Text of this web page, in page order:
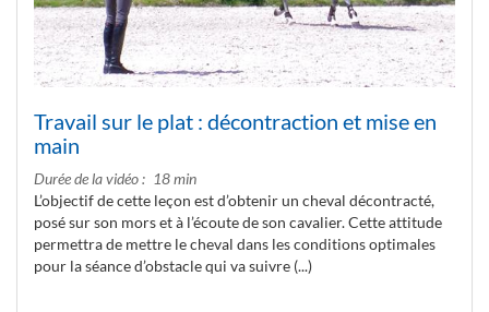
Travail sur le plat : décontraction et mise en
main
Durée de la vidéo
18 min
L’objectif de cette leçon est d’obtenir un cheval décontracté,
posé sur son mors et à l’écoute de son cavalier. Cette attitude
permettra de mettre le cheval dans les conditions optimales
pour la séance d’obstacle qui va suivre (...)